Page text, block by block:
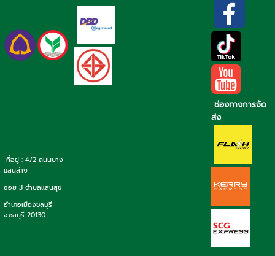
ช่องทางการจัด
ส่ง
ที่อยู่ : 4/2 ถนนบาง
แสนล่าง
ซอย 3 ตำบลแสนสุข
อำเภอเมืองชลบุรี
จ.ชลบุรี 20130